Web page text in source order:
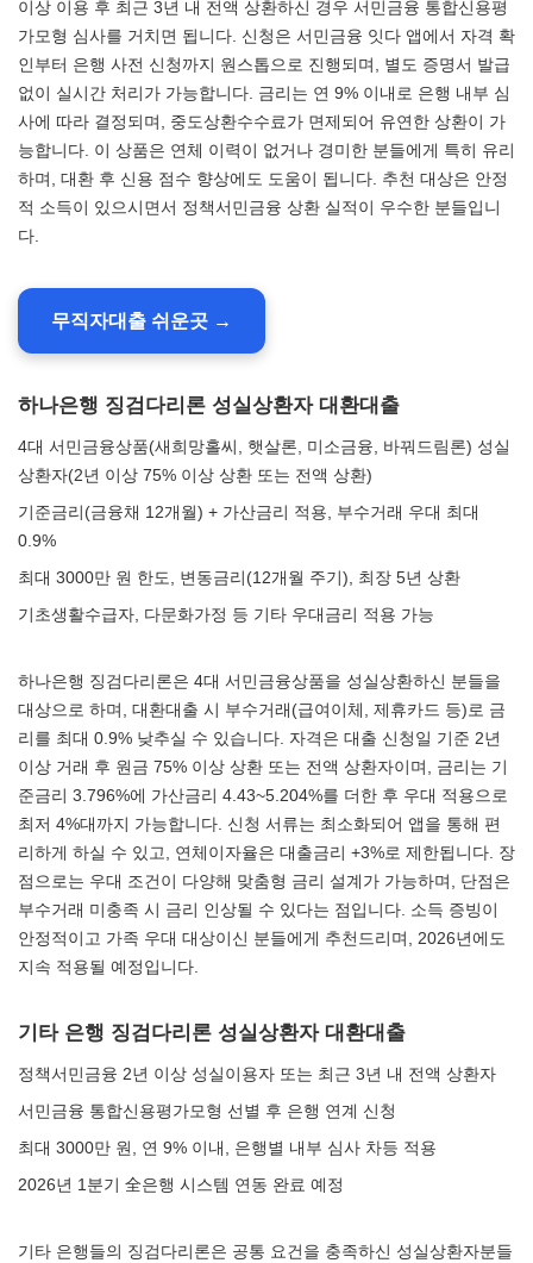
이상 이용 후 최근 3년 내 전액 상환하신 경우 서민금융 통합신용평
가모형 심사를 거치면 됩니다. 신청은 서민금융 잇다 앱에서 자격 확
인부터 은행 사전 신청까지 원스톱으로 진행되며, 별도 증명서 발급
없이 실시간 처리가 가능합니다. 금리는 연 9% 이내로 은행 내부 심
사에 따라 결정되며, 중도상환수수료가 면제되어 유연한 상환이 가
능합니다. 이 상품은 연체 이력이 없거나 경미한 분들에게 특히 유리
하며, 대환 후 신용 점수 향상에도 도움이 됩니다. 추천 대상은 안정
적 소득이 있으시면서 정책서민금융 상환 실적이 우수한 분들입니
다.
무직자대출 쉬운곳 →
하나은행 징검다리론 성실상환자 대환대출
4대 서민금융상품(새희망홀씨, 햇살론, 미소금융, 바꿔드림론) 성실
상환자(2년 이상 75% 이상 상환 또는 전액 상환)
기준금리(금융채 12개월) + 가산금리 적용, 부수거래 우대 최대
0.9%
최대 3000만 원 한도, 변동금리(12개월 주기), 최장 5년 상환
기초생활수급자, 다문화가정 등 기타 우대금리 적용 가능
하나은행 징검다리론은 4대 서민금융상품을 성실상환하신 분들을
대상으로 하며, 대환대출 시 부수거래(급여이체, 제휴카드 등)로 금
리를 최대 0.9% 낮추실 수 있습니다. 자격은 대출 신청일 기준 2년
이상 거래 후 원금 75% 이상 상환 또는 전액 상환자이며, 금리는 기
준금리 3.796%에 가산금리 4.43~5.204%를 더한 후 우대 적용으로
최저 4%대까지 가능합니다. 신청 서류는 최소화되어 앱을 통해 편
리하게 하실 수 있고, 연체이자율은 대출금리 +3%로 제한됩니다. 장
점으로는 우대 조건이 다양해 맞춤형 금리 설계가 가능하며, 단점은
부수거래 미충족 시 금리 인상될 수 있다는 점입니다. 소득 증빙이
안정적이고 가족 우대 대상이신 분들에게 추천드리며, 2026년에도
지속 적용될 예정입니다.
기타 은행 징검다리론 성실상환자 대환대출
정책서민금융 2년 이상 성실이용자 또는 최근 3년 내 전액 상환자
서민금융 통합신용평가모형 선별 후 은행 연계 신청
최대 3000만 원, 연 9% 이내, 은행별 내부 심사 차등 적용
2026년 1분기 全은행 시스템 연동 완료 예정
기타 은행들의 징검다리론은 공통 요건을 충족하신 성실상환자분들